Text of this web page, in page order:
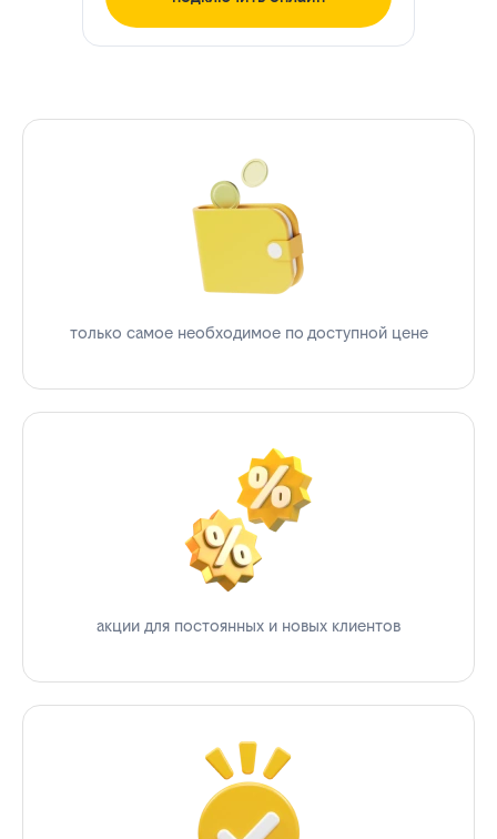
только самое необходимое по доступной цене
акции для постоянных и новых клиентов